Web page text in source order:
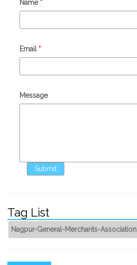
Name *
Email *
Message
Tag
List
Tag List
Nagpur-General-Merchants-Association